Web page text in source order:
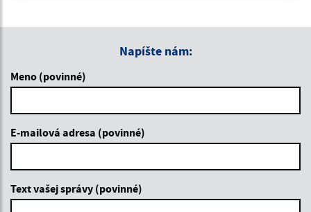
Napíšte nám:
Meno (povinné)
E-mailová adresa (povinné)
Text vašej správy (povinné)